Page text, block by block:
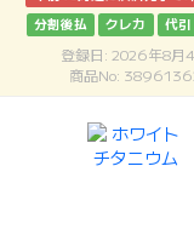
分割後払
クレカ 代引
登録日: 2026年8月
商品No: